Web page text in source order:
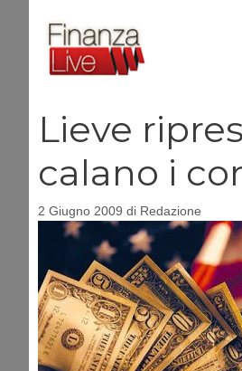
contenuto
Lieve
calano i
2 Giugno 2009 di Redazione